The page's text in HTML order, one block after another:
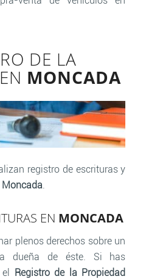
DE LA
MONCADA
registro de escrituras y
Moncada.
EN MONCADA
plenos derechos sobre un
dueña de éste. Si has
Registro de la Propiedad